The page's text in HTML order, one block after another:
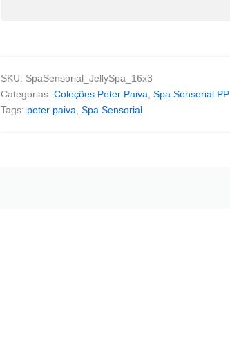
SKU: SpaSensorial_JellySpa_16x3
Categorias: Coleções Peter Paiva Spa Sensorial PP
Tags: peter paiva Spa Sensorial